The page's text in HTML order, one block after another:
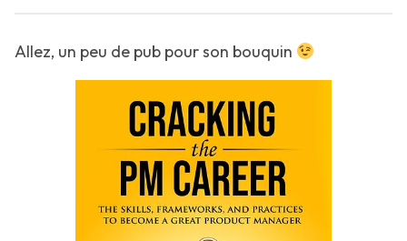
Allez, un peu de pub pour son bouquin